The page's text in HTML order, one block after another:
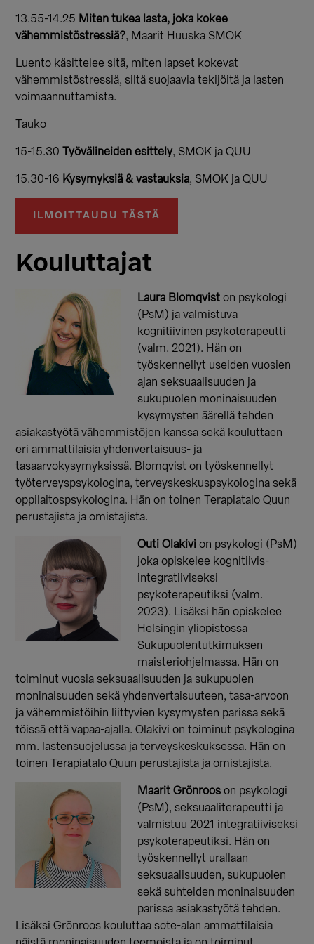
13.55-14.25 Miten tukea lasta, joka kokee
vähemmistöstressiä?, Maarit Huuska SMOK
Luento käsittelee sitä, miten lapset kokevat
vähemmistöstressiä, siltä suojaavia tekijöitä ja lasten
voimaannuttamista.
Tauko
15-15.30 Työvälineiden esittely, SMOK ja QUU
15.30-16 Kysymyksiä & vastauksia, SMOK ja QUU
ILMOITTAUDU TÄSTÄ
Kouluttajat
Laura Blomqvist on psykologi
(PsM) ja valmistuva
kognitiivinen psykoterapeutti
(valm. 2021). Hän on
työskennellyt useiden vuosien
ajan seksuaalisuuden ja
sukupuolen moninaisuuden
kysymysten äärellä tehden
asiakastyötä vähemmistöjen kanssa sekä kouluttaen
eri ammattilaisia yhdenvertaisuus- ja
tasaarvokysymyksissä. Blomqvist on työskennellyt
työterveyspsykologina, terveyskeskuspsykologina sekä
oppilaitospsykologina. Hän on toinen Terapiatalo Quun
perustajista ja omistajista.
Outi Olakivi on psykologi (PsM)
joka opiskelee kognitiivis-
integratiiviseksi
psykoterapeutiksi (valm.
2023). Lisäksi hän opiskelee
Helsingin yliopistossa
Sukupuolentutkimuksen
maisteriohjelmassa. Hän on
toiminut vuosia seksuaalisuuden ja sukupuolen
moninaisuuden sekä yhdenvertaisuuteen, tasa-arvoon
ja vähemmistöihin liittyvien kysymysten parissa sekä
töissä että vapaa-ajalla. Olakivi on toiminut psykologina
mm. lastensuojelussa ja terveyskeskuksessa. Hän on
toinen Terapiatalo Quun perustajista ja omistajista.
Maarit Grönroos on psykologi
(PsM), seksuaaliterapeutti ja
valmistuu 2021 integratiiviseksi
psykoterapeutiksi. Hän on
työskennellyt urallaan
seksuaalisuuden, sukupuolen
sekä suhteiden moninaisuuden
parissa asiakastyötä tehden.
Lisäksi Grönroos kouluttaa sote-alan ammattilaisia